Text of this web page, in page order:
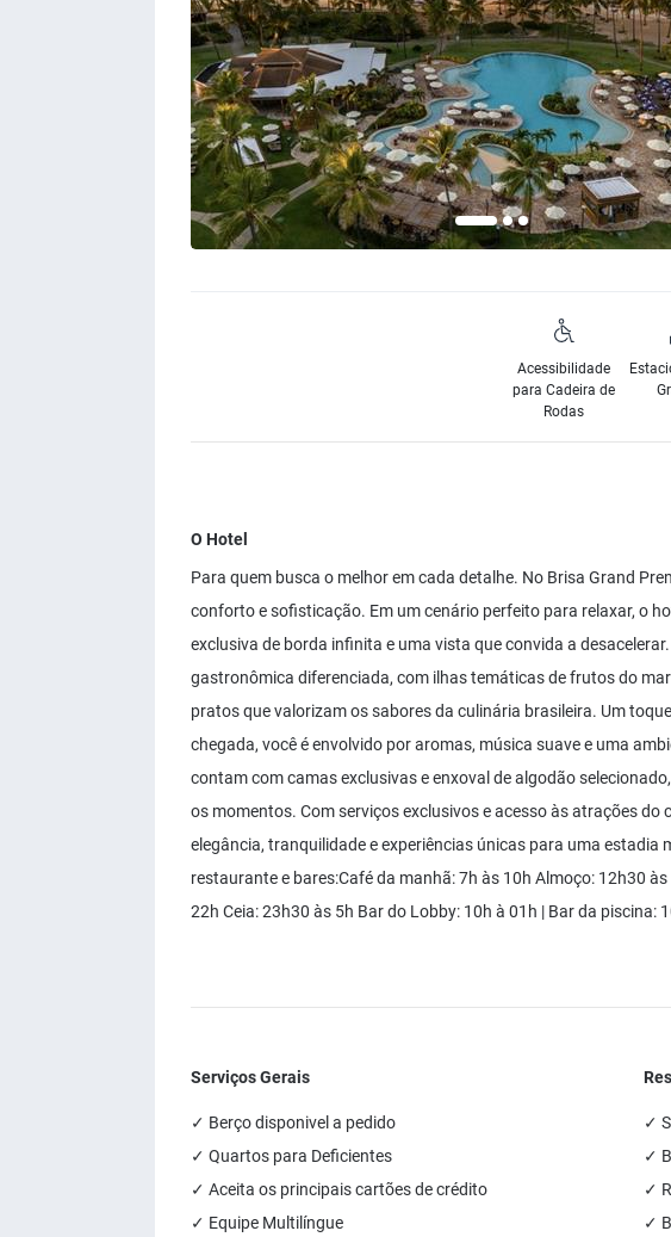
Acessibilidade
para Cadeira de
Rodas
O Hotel
Para quem busca o melhor em cada detalhe. No Brisa Grand
conforto e sofisticação. Em um cenário perfeito para relaxar, o
exclusiva de borda infinita e uma vista que convida a
gastronômica diferenciada, com ilhas temáticas de frutos do
pratos que valorizam os sabores da culinária brasileira. Um
chegada, você é envolvido por aromas, música suave e uma
contam com camas exclusivas e enxoval de algodão
os momentos. Com serviços exclusivos e acesso às atrações do
elegância, tranquilidade e experiências únicas para uma
restaurante e bares:​ Café da manhã: 7h às 10h Almoço: 12h30
22h Ceia: 23h30 às 5h Bar do Lobby: 10h à 01h | Bar da piscina:
Serviços Gerais
✓ Berço disponivel a pedido
✓ Quartos para Deficientes
✓ Aceita os principais cartões de crédito
✓ Equipe Multilíngue
✓
✓
✓
✓